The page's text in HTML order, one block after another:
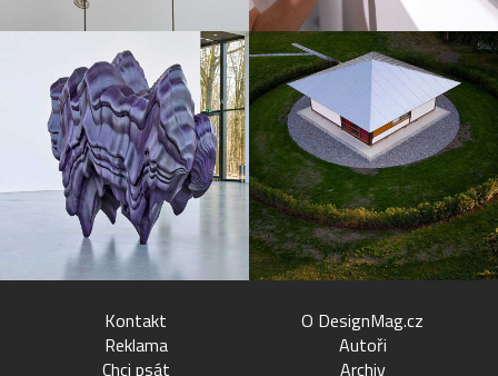
Kontakt
Reklama
Chci psát
O DesignMag.cz
Autoři
Archiv